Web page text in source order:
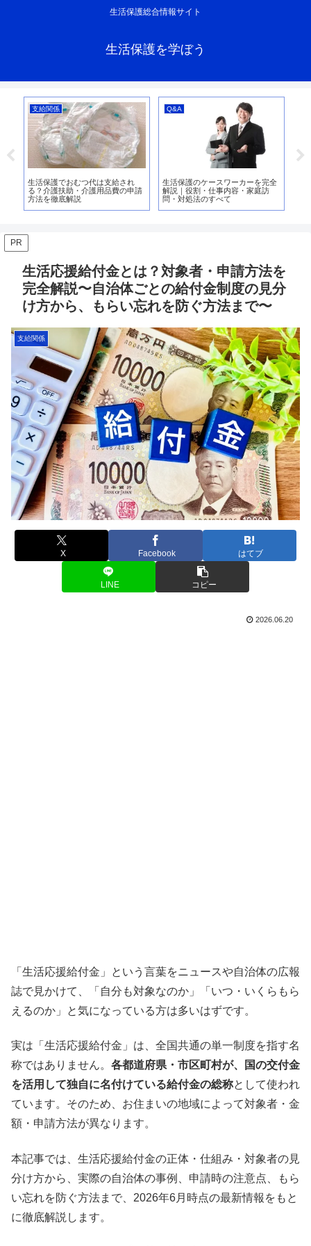
生活保護総合情報サイト
生活保護を学ぼう
支給関係
生活保護でおむつ代は支給され
る？介護扶助・介護用品費の申請
方法を徹底解説
Q&A
生活保護のケースワーカーを完全
解説｜役割・仕事内容・家庭訪
問・対処法のすべて
PR
生活応援給付金とは？対象者・申請方法を
完全解説〜自治体ごとの給付金制度の見分
け方から、もらい忘れを防ぐ方法まで〜
支給関係
X Facebook はてブ
LINE コピー
2026.06.20
「生活応援給付金」という言葉をニュースや自治体の広報
誌で見かけて、「自分も対象なのか」「いつ・いくらもら
えるのか」と気になっている方は多いはずです。
実は「生活応援給付金」は、全国共通の単一制度を指す名
称ではありません。 各都道府県・市区町村が、国の交付金
を活用して独自に名付けている給付金の総称として使われ
ています。そのため、お住まいの地域によって対象者・金
額・申請方法が異なります。
本記事では、生活応援給付金の正体・仕組み・対象者の見
分け方から、実際の自治体の事例、申請時の注意点、もら
い忘れを防ぐ方法まで、2026年6月時点の最新情報をもと
に徹底解説します。